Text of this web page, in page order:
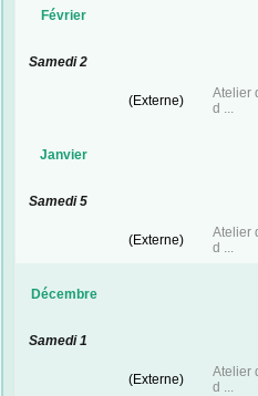
Février
Samedi 2
(Externe)
Atelier
d ...
Janvier
Samedi 5
(Externe)
Atelier
d ...
Décembre
Samedi 1
(Externe)
Atelier
d ...